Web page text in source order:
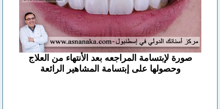
صورة لإبتسامة المراجعه بعد الأنتهاء من العلاج
وحصولها على إبتسامة المشاهير الرائعة